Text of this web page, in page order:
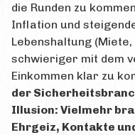
HILFE-FORUM
Alle Beiträge
Eigenen Beitrag
INFO
Impressum
die Runden zu
Inflation und
Lebenshaltung
schwieriger mit dem
Einkommen klar zu
der
Illusion: Vielmehr
Ehrgeiz, Kontakte